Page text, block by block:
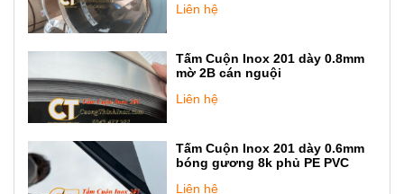
Liên hệ
Tấm Cuộn Inox 201 dày 0.8mm
mờ 2B cán nguội
Liên hệ
Tấm Cuộn Inox 201 dày 0.6mm
bóng gương 8k phủ PE PVC
Liên hệ